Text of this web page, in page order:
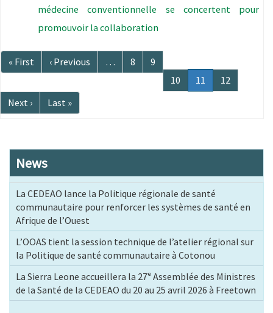
médecine conventionnelle se concertent pour
promouvoir la collaboration
Pagination
Première
page
« First
Page
précédente
‹ Previous … Page
8 Page
9
Page
10
Page
courante
11 Page
12
Page
suivante
Next ›
Dernière
page
Last »
News
La CEDEAO lance la Politique régionale de santé
communautaire pour renforcer les systèmes de santé en
Afrique de l’Ouest
L’OOAS tient la session technique de l’atelier régional sur
la Politique de santé communautaire à Cotonou
La Sierra Leone accueillera la 27ᵉ Assemblée des Ministres
de la Santé de la CEDEAO du 20 au 25 avril 2026 à Freetown